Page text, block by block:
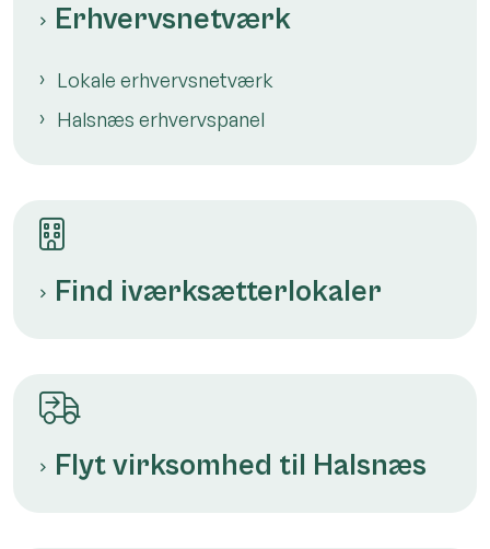
Erhvervsnetværk
Lokale erhvervsnetværk
Halsnæs erhvervspanel
Find iværksætterlokaler
Flyt virksomhed til Halsnæs